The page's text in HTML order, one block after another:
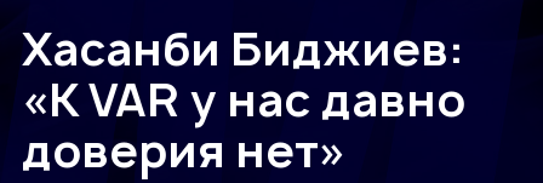
Хасанби Биджиев:
«К VAR у нас давно
доверия нет»